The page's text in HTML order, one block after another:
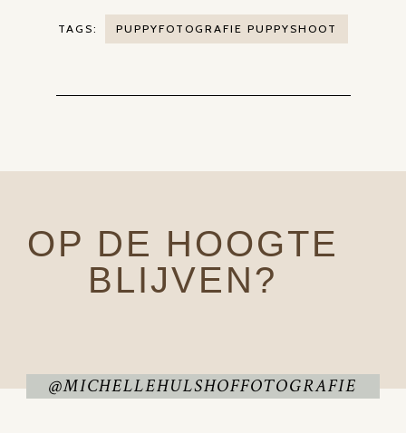
TAGS: PUPPYFOTOGRAFIE PUPPYSHOOT
OP DE HOOGTE
BLIJVEN?
@MICHELLEHULSHOFFOTOGRAFIE